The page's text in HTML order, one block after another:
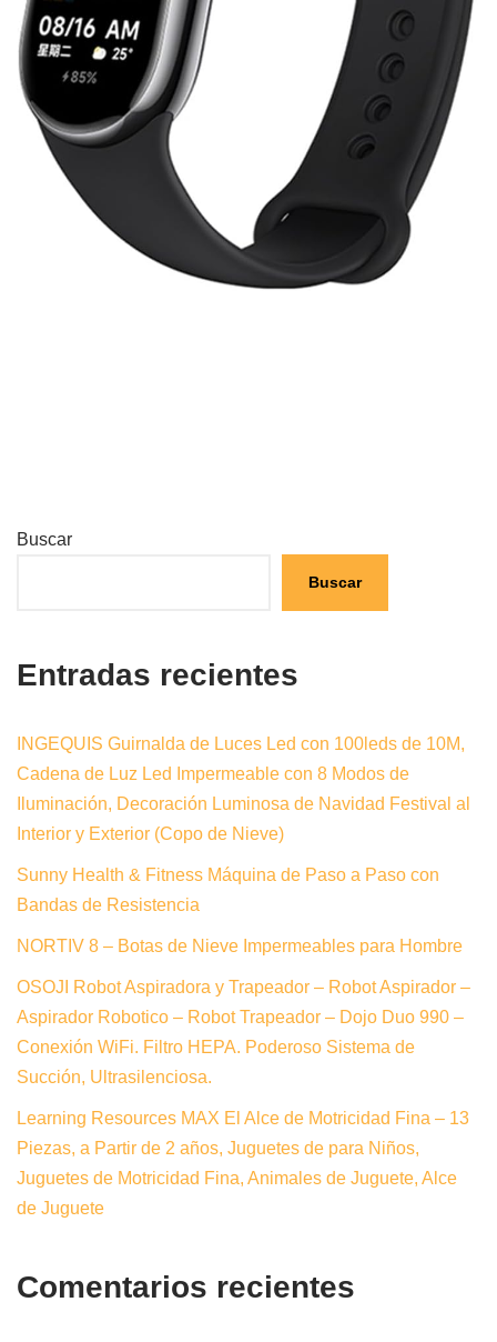
Buscar
Buscar
Entradas recientes
INGEQUIS Guirnalda de Luces Led con 100leds de 10M,
Cadena de Luz Led Impermeable con 8 Modos de
Iluminación, Decoración Luminosa de Navidad Festival al
Interior y Exterior (Copo de Nieve)
Sunny Health & Fitness Máquina de Paso a Paso con
Bandas de Resistencia
NORTIV 8 – Botas de Nieve Impermeables para Hombre
OSOJI Robot Aspiradora y Trapeador – Robot Aspirador –
Aspirador Robotico – Robot Trapeador – Dojo Duo 990 –
Conexión WiFi. Filtro HEPA. Poderoso Sistema de
Succión, Ultrasilenciosa.
Learning Resources MAX El Alce de Motricidad Fina – 13
Piezas, a Partir de 2 años, Juguetes de para Niños,
Juguetes de Motricidad Fina, Animales de Juguete, Alce
de Juguete
Comentarios recientes